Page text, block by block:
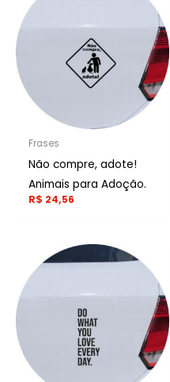
Frases
Não compre, adote!
Animais para Adoção.
R$ 24,56